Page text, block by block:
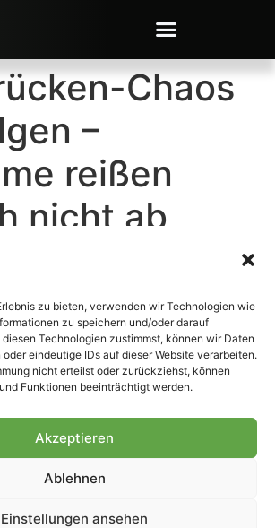
zu bieten, verwenden wir Technologien wie
zu speichern und/oder darauf
Technologien zustimmst, können wir Daten
eindeutige IDs auf dieser Website verarbeiten.
nicht erteilst oder zurückziehst, können
Funktionen beeinträchtigt werden.
Akzeptieren
Ablehnen
Einstellungen ansehen
Chaos
–
reißen
nicht ab
Hautnah.de
ein
Magazin